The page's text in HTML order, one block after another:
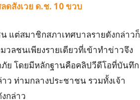
ดสังเวย ด.ช. 10 ขวบ
แต่สมาชิกสภาเทศบาลรายดังกล่าวก็
ลชนเพียงรายเดียวที่เข้าทำข่าวจึง
ภัย โดยมีหลักฐานคือคลิปวีดีโอที่บันทึก
ว ท่ามกลางประชาชน รวมทั้งเจ้า
กล่าว